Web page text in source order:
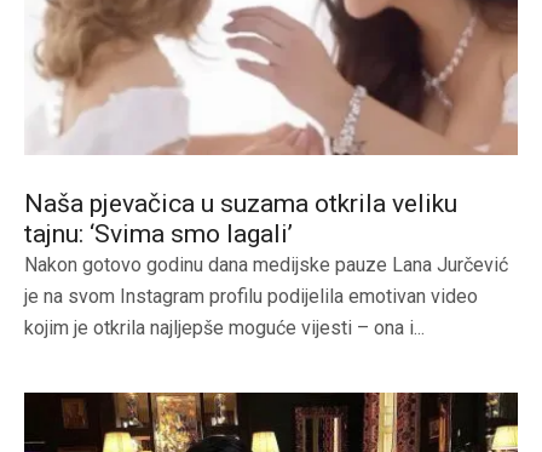
Naša pjevačica u suzama otkrila veliku
tajnu: ‘Svima smo lagali’
Nakon gotovo godinu dana medijske pauze Lana Jurčević
je na svom Instagram profilu podijelila emotivan video
kojim je otkrila najljepše moguće vijesti – ona i...